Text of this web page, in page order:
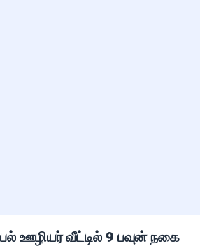
ஊழியர் வீட்டில் 9 பவுன் நகை